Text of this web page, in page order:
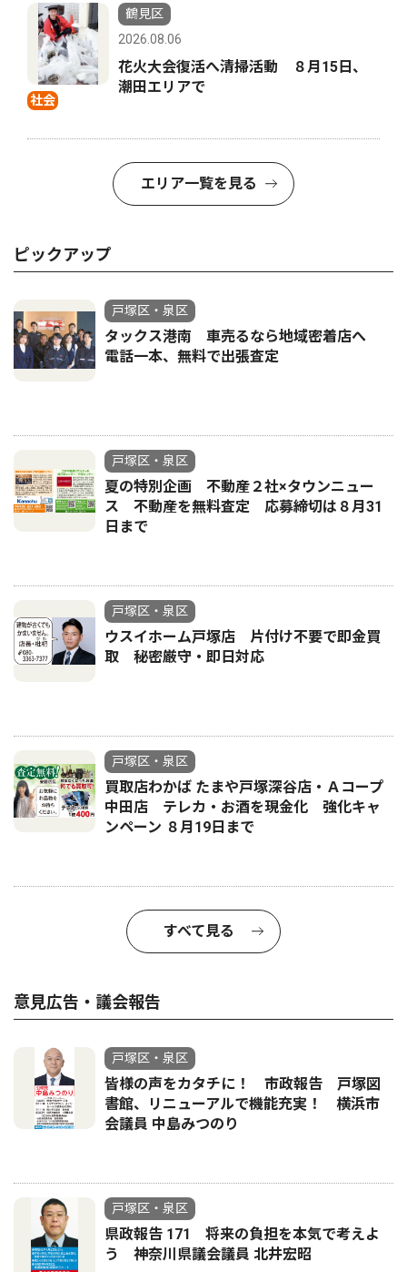
社会
鶴見区
2026.08.06
花火大会復活へ清掃活動 ８月15日、
潮田エリアで
エリア一覧を見る
ピックアップ
戸塚区・泉区
タックス港南 車売るなら地域密着店へ
電話一本、無料で出張査定
戸塚区・泉区
夏の特別企画 不動産２社×タウンニュー
ス 不動産を無料査定 応募締切は８月31
日まで
戸塚区・泉区
ウスイホーム戸塚店 片付け不要で即金買
取 秘密厳守・即日対応
戸塚区・泉区
買取店わかば たまや戸塚深谷店・Ａコープ
中田店 テレカ・お酒を現金化 強化キャ
ンペーン ８月19日まで
すべて見る
意見広告・議会報告
戸塚区・泉区
皆様の声をカタチに！ 市政報告 戸塚図
書館、リニューアルで機能充実！ 横浜市
会議員 中島みつのり
戸塚区・泉区
県政報告 171 将来の負担を本気で考えよ
う 神奈川県議会議員 北井宏昭